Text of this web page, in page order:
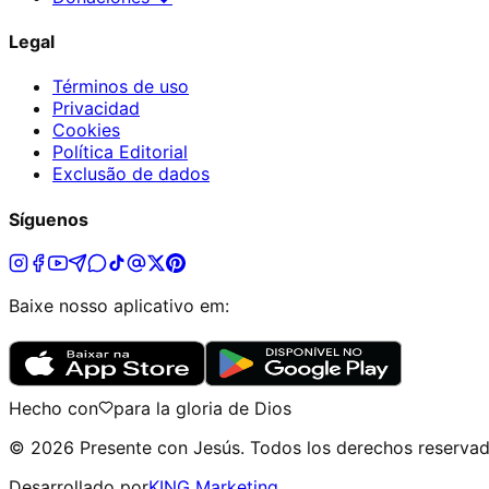
Legal
Términos de uso
Privacidad
Cookies
Política Editorial
Exclusão de dados
Síguenos
Baixe nosso aplicativo em:
Hecho con
para la gloria de Dios
© 2026 Presente con Jesús. Todos los derechos